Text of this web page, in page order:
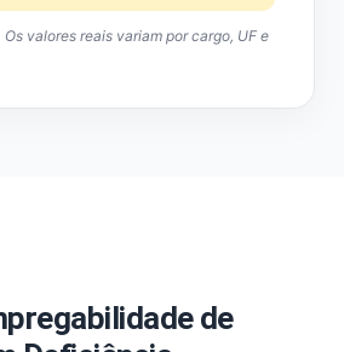
valores reais variam por cargo, UF e
de